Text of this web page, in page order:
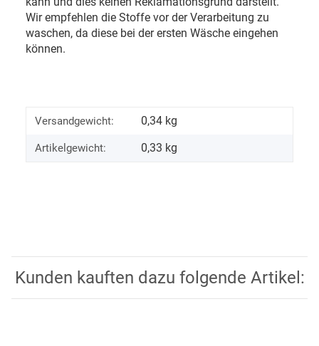
Wir empfehlen die Stoffe vor der Verarbeitung zu
waschen, da diese bei der ersten Wäsche eingehen
können.
Versandgewicht: 0,34 kg
Artikelgewicht: 0,33 kg
Kunden kauften dazu folgende Artikel: